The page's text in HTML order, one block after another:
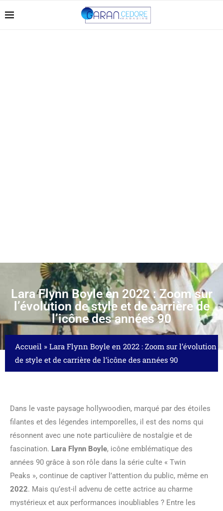
Lara Flynn Boyle en 2022 : Zoom sur
l’évolution de style et de carrière de
l’icône des années 90
Accueil » Lara Flynn Boyle en 2022 : Zoom sur l’évolution
de style et de carrière de l’icône des années 90
Dans le vaste paysage hollywoodien, marqué par des étoiles
filantes et des légendes intemporelles, il est des noms qui
résonnent avec une note particulière de nostalgie et de
fascination. Lara Flynn Boyle, icône emblématique des
années 90 grâce à son rôle dans la série culte « Twin
Peaks », continue de captiver l’attention du public, même en
2022. Mais qu’est-il advenu de cette actrice au charme
mystérieux et aux performances inoubliables ? Entre les